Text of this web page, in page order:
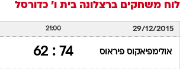
לוח משחקים ברצלונה בית ו' כדורסל
29/12/2015
21:00
אולימפיאקוס פיראוס 74 : 62